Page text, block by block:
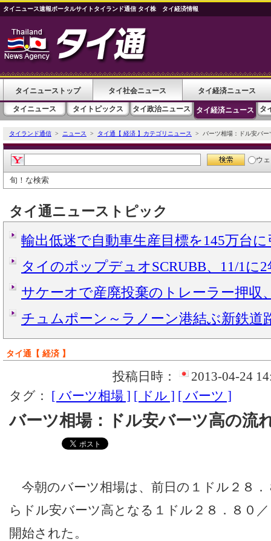
タイニュース速報ポータルサイトタイランド通信 タイ株 タイ経済情報
タイニューストップ タイ社会ニュース タイ経済ニュース
タイニュース タイトピックス タイ政治ニュース タイ経済ニュース タ
タイランド通信 > ニュース > タイ通【 経済 】カテゴリニュース > バーツ相場：ドル安バー
ウ
旬！な検索
タイ通ニューストピック
輸出低迷で自動車生産目標を145万台
タイのポップデュオSCRUBB、11/1に
サケーオで産廃投棄のトレーラー押収
チュムポーン～ラノーン港結ぶ新鉄道
タイ通【 経済 】
投稿日時：
2013-04-24
タグ： [ バーツ相場 ] [ ドル ] [ バーツ ]
バーツ相場：ドル安バーツ高の流
今朝のバーツ相場は、前日の１ドル２８．
らドル安バーツ高となる１ドル２８．８０
開始された。